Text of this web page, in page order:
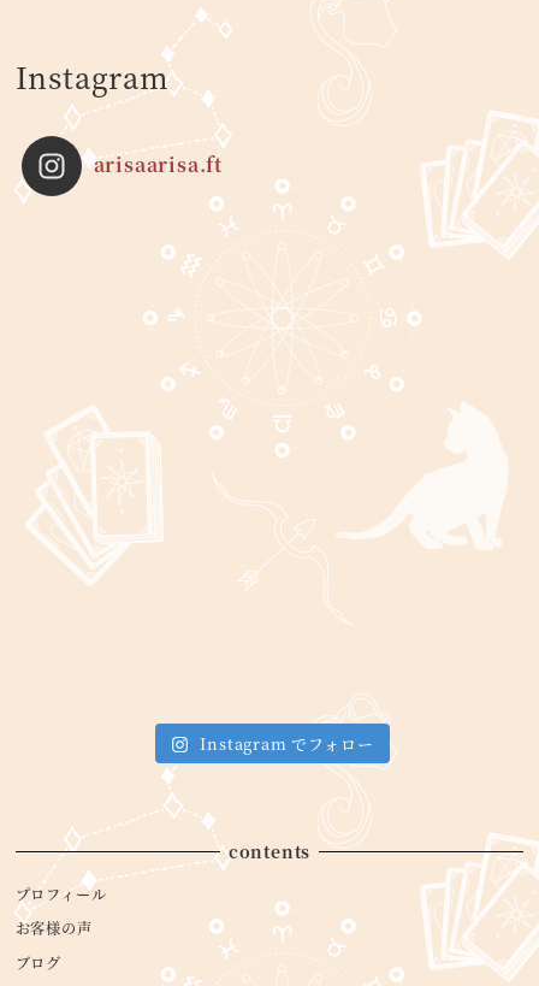
Instagram
arisaarisa.ft
Instagram でフォロー
contents
プロフィール
お客様の声
ブログ